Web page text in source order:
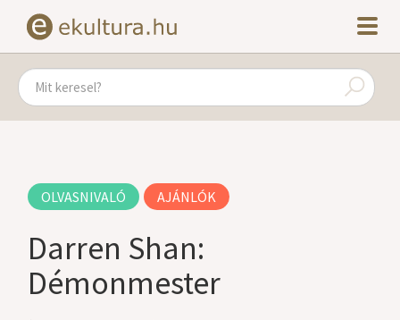
OLVASNIVALÓ AJÁNLÓK
Darren Shan:
Démonmester